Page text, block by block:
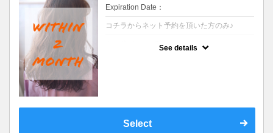
Expiration Date：
コチラからネット予約を頂いた方のみ♪
See details
Select